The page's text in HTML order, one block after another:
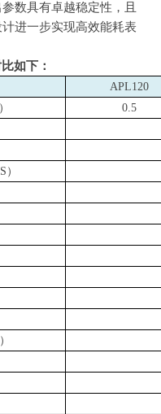
数具有卓越稳定性，且
进一步实现高效能耗表
如下：
APL120
0.5